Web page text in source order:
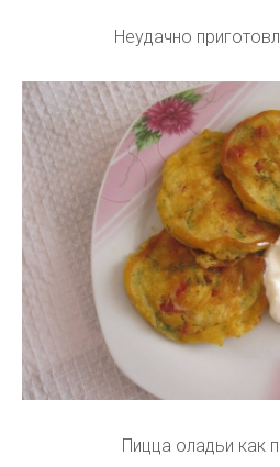
Неудачно
Пицца оладьи как